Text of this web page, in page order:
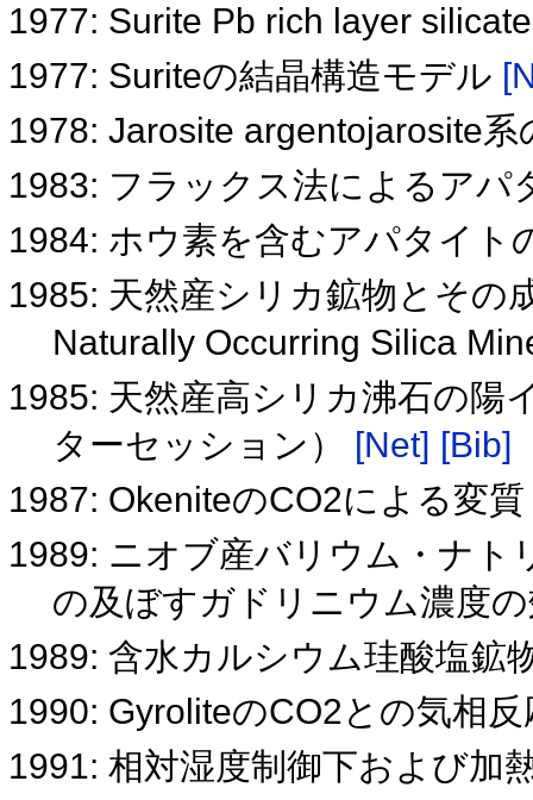
1977: Surite Pb rich layer
1977: Suriteの結晶構造モデル
1978: Jarosite argentojarosite
1983: フラックス法によるアパ
1984: ホウ素を含むアパタイト
1985: 天然産シリカ鉱物とその
Naturally Occurring Silica
1985: 天然産高シリカ沸石の陽
ターセッション） [Net] [Bib]
1987: OkeniteのCO2による変
1989: ニオブ産バリウム・ナト
の及ぼすガドリニウム濃度
1989: 含水カルシウム珪酸塩鉱
1990: GyroliteのCO2との気相
1991: 相対湿度制御下および加